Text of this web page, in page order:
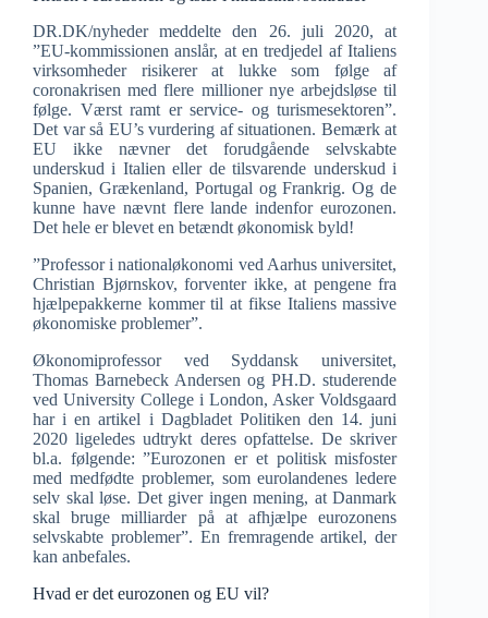
DR.DK/nyheder meddelte den 26. juli 2020, at
”EU-kommissionen anslår, at en tredjedel af Italiens
virksomheder risikerer at lukke som følge af
coronakrisen med flere millioner nye arbejdsløse til
følge. Værst ramt er service- og turismesektoren”.
Det var så EU’s vurdering af situationen. Bemærk at
EU ikke nævner det forudgående selvskabte
underskud i Italien eller de tilsvarende underskud i
Spanien, Grækenland, Portugal og Frankrig. Og de
kunne have nævnt flere lande indenfor eurozonen.
Det hele er blevet en betændt økonomisk byld!
”Professor i nationaløkonomi ved Aarhus universitet,
Christian Bjørnskov, forventer ikke, at pengene fra
hjælpepakkerne kommer til at fikse Italiens massive
økonomiske problemer”.
Økonomiprofessor ved Syddansk universitet,
Thomas Barnebeck Andersen og PH.D. studerende
ved University College i London, Asker Voldsgaard
har i en artikel i Dagbladet Politiken den 14. juni
2020 ligeledes udtrykt deres opfattelse. De skriver
bl.a. følgende: ”Eurozonen er et politisk misfoster
med medfødte problemer, som eurolandenes ledere
selv skal løse. Det giver ingen mening, at Danmark
skal bruge milliarder på at afhjælpe eurozonens
selvskabte problemer”. En fremragende artikel, der
kan anbefales.
Hvad er det eurozonen og EU vil?